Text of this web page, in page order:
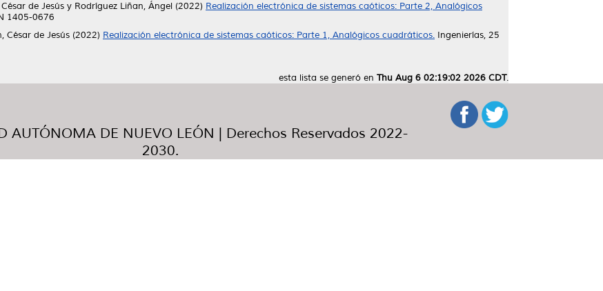
de Jesús y Rodríguez Liñan, Ángel (2022) Realización electrónica de sistemas caóticos: Parte 2, Analógicos
1405-0676
César de Jesús (2022) Realización electrónica de sistemas caóticos: Parte 1, Analógicos cuadráticos. Ingenierías, 25
esta lista se generó en Thu Aug 6 02:19:02 2026 CDT.
AUTÓNOMA DE NUEVO LEÓN | Derechos Reservados 2022-
2030.